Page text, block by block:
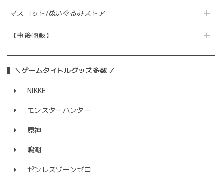
マスコット/ぬいぐるみストア
【事後物販】
＼ゲームタイトルグッズ多数 ／
NIKKE
モンスターハンター
原神
鳴潮
ゼンレスゾーンゼロ